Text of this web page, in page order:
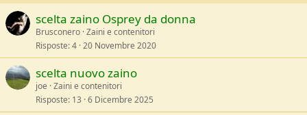
scelta zaino Osprey da donna
Brusconero Zaini e contenitori
Risposte 4 20 Novembre 2020
scelta nuovo zaino
joe Zaini e contenitori
Risposte 13 6 Dicembre 2025